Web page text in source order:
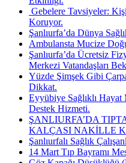
Gebelere Tavsiyeler:
Koruyor.
Şanlıurfa’da Dünya
Ambulansta Mucize
Şanlıurfa’da Ücretsiz
Merkezi Vatandaşları
Yüzde Şimşek Gibi
Dikkat.
Eyyübiye Sağlıklı
Destek Hizmeti.
ŞANLIURFA’DA
KALÇASI NAKİLLE
Şanlıurfalı Sağlık
14 Mart Tıp Bayramı